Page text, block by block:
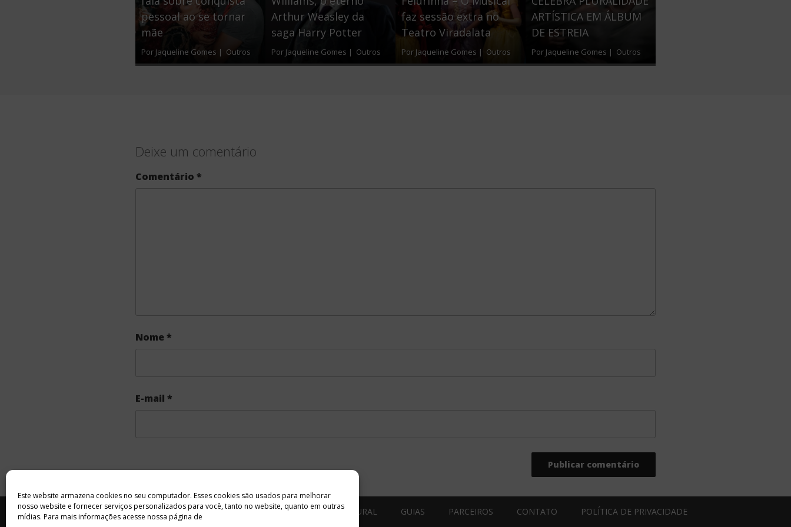
Este website armazena cookies no seu computador. Esses cookies são usados ​​para melhorar
nosso website e fornecer serviços personalizados para você, tanto no website, quanto em outras
mídias. Para mais informações acesse nossa página de
pessoal ao se tornar
mãe
Por Jaqueline Gomes | Outros
Arthur Weasley da
saga Harry Potter
Por Jaqueline Gomes | Outros
faz sessão extra no
Teatro Viradalata
Por Jaqueline Gomes | Outros
ARTÍSTICA EM ÁLBUM
DE ESTREIA
Por Jaqueline Gomes | Outros
Deixe um comentário
Comentário *
Nome*
E-mail *
INÍCIO SOBRE ANUNCIE ESTÚDIO ACESSO CULTURAL GUIAS PARCEIROS CONTATO POLÍTICA DE PRIVACIDADE